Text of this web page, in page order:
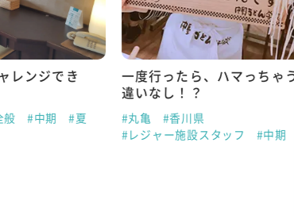
レンジでき
般 #中期
#夏
一度行ったら、ハマっちゃ
違いなし！？
#丸亀
#香川県
#レジャー施設スタッフ
#中期